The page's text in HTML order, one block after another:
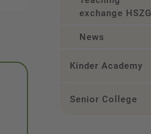
exchange HSZG
News
Kinder Academy
Senior College